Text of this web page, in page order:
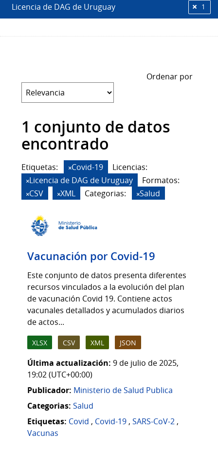
Licencia de DAG de Uruguay 1
Ordenar por
1 conjunto de datos
encontrado
Etiquetas: Covid-19
Licencias:
Licencia de DAG de Uruguay
Formatos:
CSV
XML Categorias: Salud
Vacunación por Covid-19
Este conjunto de datos presenta diferentes
recursos vinculados a la evolución del plan
de vacunación Covid 19. Contiene actos
vacunales detallados y acumulados diarios
de actos...
XLSX CSV XML JSON
Última actualización: 9 de julio de 2025,
19:02 (UTC+00:00)
Publicador: Ministerio de Salud Publica
Categorias: Salud
Etiquetas: Covid , Covid-19 , SARS-CoV-2 ,
Vacunas